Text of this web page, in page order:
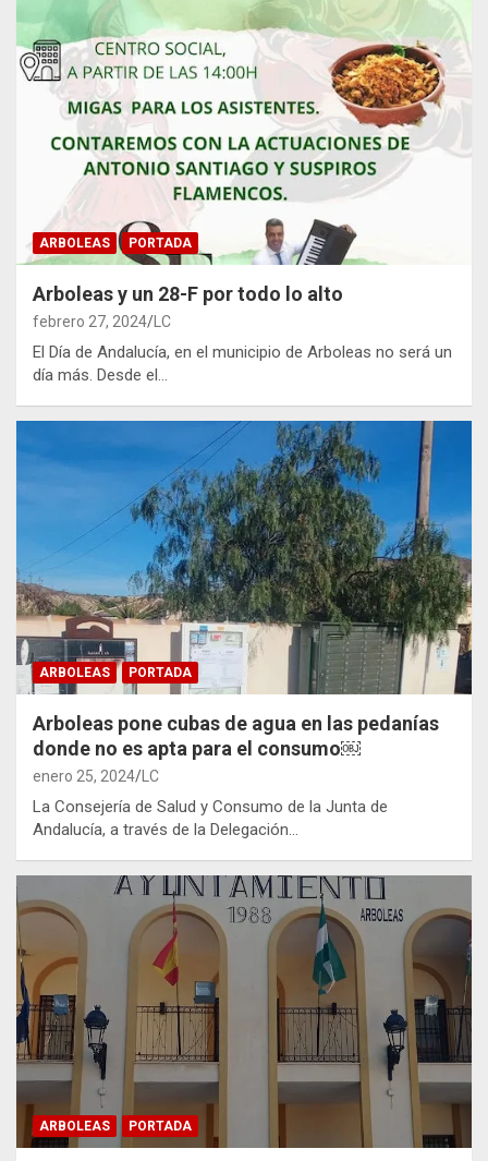
ARBOLEAS PORTADA
Arboleas y un 28-F por todo lo alto
febrero 27, 2024 LC
El Día de Andalucía, en el municipio de Arboleas no será un
día más. Desde el…
ARBOLEAS PORTADA
Arboleas pone cubas de agua en las pedanías
donde no es apta para el consumo￼
enero 25, 2024 LC
La Consejería de Salud y Consumo de la Junta de
Andalucía, a través de la Delegación…
ARBOLEAS PORTADA